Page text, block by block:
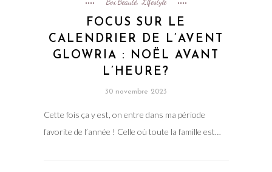
,
FOCUS SUR LE
CALENDRIER DE L’AVENT
GLOWRIA : NOËL AVANT
L’HEURE?
30 novembre 2023
Cette fois ça y est, on entre dans ma période
favorite de l’année ! Celle où toute la famille est…